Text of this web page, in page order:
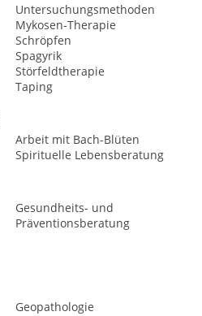
Untersuchungsmethoden
Mykosen-Therapie
Schröpfen
Spagyrik
Störfeldtherapie
Taping
Arbeit mit Bach-Blüten
Spirituelle Lebensberatung
Gesundheits- und
Präventionsberatung
Geopathologie